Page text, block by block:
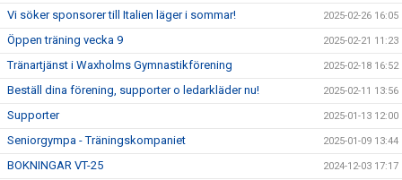
Vi söker sponsorer till Italien läger i sommar! 2025-02-26 16:05
Öppen träning vecka 9 2025-02-21 11:23
Tränartjänst i Waxholms Gymnastikförening 2025-02-18 16:52
Beställ dina förening, supporter o ledarkläder nu! 2025-02-11 13:56
Supporter 2025-01-13 12:00
Seniorgympa - Träningskompaniet 2025-01-09 13:44
BOKNINGAR VT-25 2024-12-03 17:17